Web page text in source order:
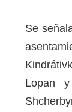
Se
Lopan